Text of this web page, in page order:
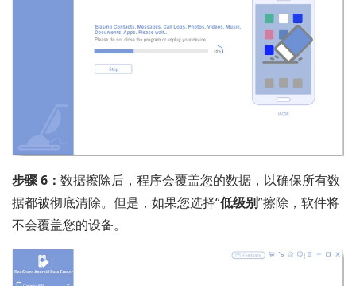
步骤 6： 数据擦除后，程序会覆盖您的数据，以确保所有数
据都被彻底清除。但是，如果您选择“低级别”擦除，软件将
不会覆盖您的设备。